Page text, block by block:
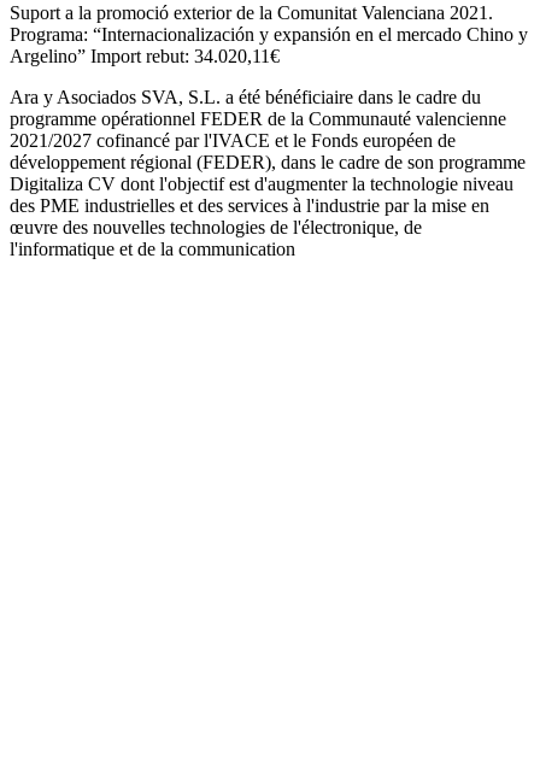
Suport a la promoció exterior de la Comunitat Valenciana 2021.
Programa: “Internacionalización y expansión en el mercado Chino y
Argelino” Import rebut: 34.020,11€
Ara y Asociados SVA, S.L. a été bénéficiaire dans le cadre du
programme opérationnel FEDER de la Communauté valencienne
2021/2027 cofinancé par l'IVACE et le Fonds européen de
développement régional (FEDER), dans le cadre de son programme
Digitaliza CV dont l'objectif est d'augmenter la technologie niveau
des PME industrielles et des services à l'industrie par la mise en
œuvre des nouvelles technologies de l'électronique, de
l'informatique et de la communication